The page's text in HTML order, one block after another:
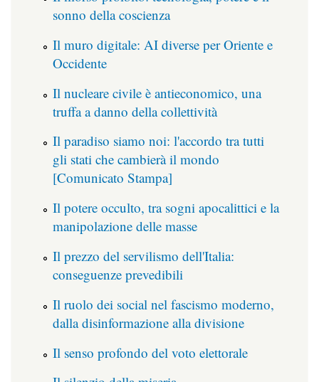
sonno della coscienza
Il muro digitale: AI diverse per Oriente e
Occidente
Il nucleare civile è antieconomico, una
truffa a danno della collettività
Il paradiso siamo noi: l'accordo tra tutti
gli stati che cambierà il mondo
[Comunicato Stampa]
Il potere occulto, tra sogni apocalittici e la
manipolazione delle masse
Il prezzo del servilismo dell'Italia:
conseguenze prevedibili
Il ruolo dei social nel fascismo moderno,
dalla disinformazione alla divisione
Il senso profondo del voto elettorale